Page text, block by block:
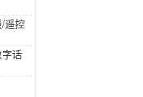
遥控
话